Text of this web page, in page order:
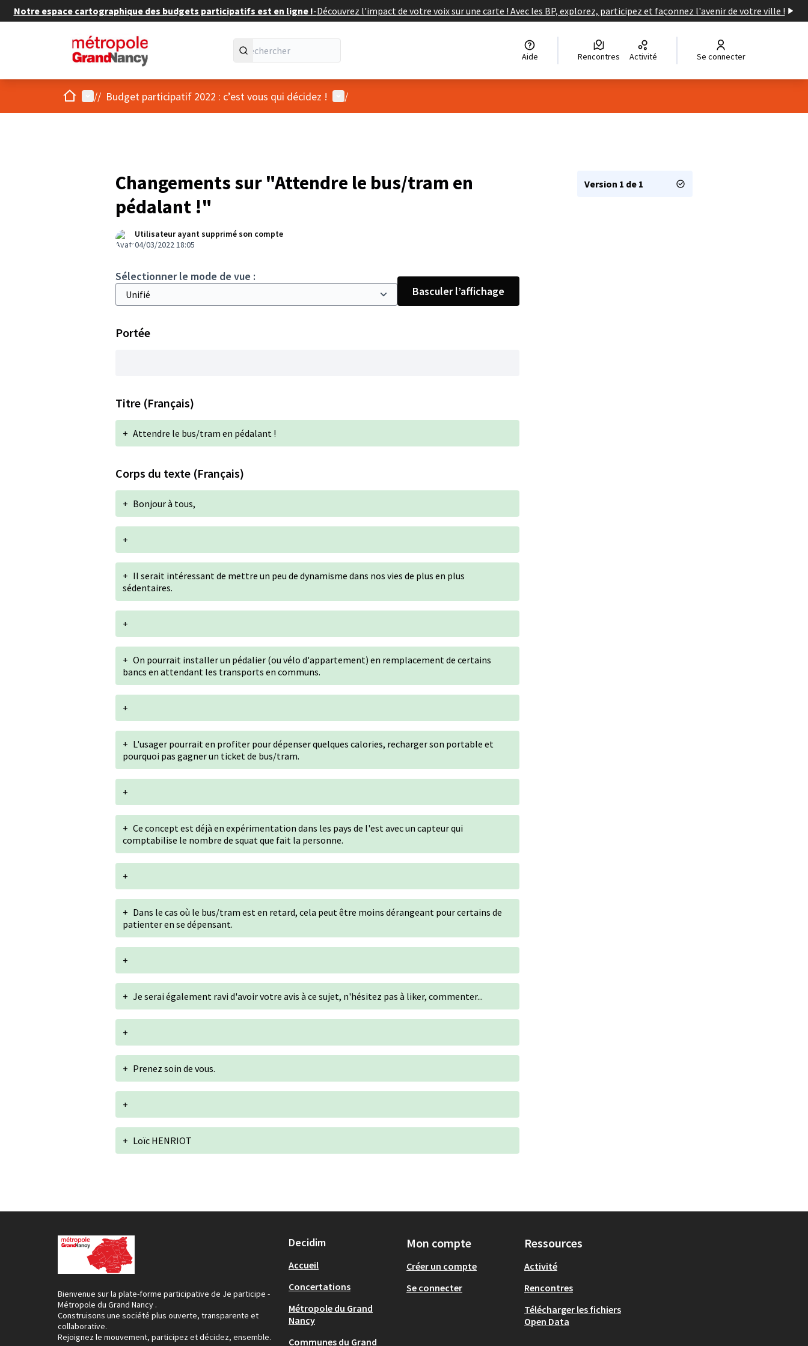
Notre espace cartographique des budgets participatifs est en ligne !-Découvrez l'impact de votre voix sur une carte ! Avec les BP, explorez, participez et façonnez l'avenir de votre ville !
Aide Rencontres Activité Se connecter
AccueilMenu principal
// Budget participatif 2022 : c’est vous qui décidez ! Menu utilisateur
/
Changements sur "Attendre le bus/tram en
pédalant !"
Utilisateur ayant supprimé son compte
04/03/2022 18:05
Sélectionner le mode de vue :
Basculer l’affichage
Portée
Titre (Français)
+ Attendre le bus/tram en pédalant !
Corps du texte (Français)
+ Bonjour à tous,
+
+ Il serait intéressant de mettre un peu de dynamisme dans nos vies de plus en plus
sédentaires.
+
+ On pourrait installer un pédalier (ou vélo d'appartement) en remplacement de certains
bancs en attendant les transports en communs.
+
+ L'usager pourrait en profiter pour dépenser quelques calories, recharger son portable et
pourquoi pas gagner un ticket de bus/tram.
+
+ Ce concept est déjà en expérimentation dans les pays de l'est avec un capteur qui
comptabilise le nombre de squat que fait la personne.
+
+ Dans le cas où le bus/tram est en retard, cela peut être moins dérangeant pour certains de
patienter en se dépensant.
+
+ Je serai également ravi d'avoir votre avis à ce sujet, n'hésitez pas à liker, commenter...
+
+ Prenez soin de vous.
+
+ Loïc HENRIOT
Version 1 de 1
Bienvenue sur la plate-forme participative de Je participe -
Métropole du Grand Nancy .
Construisons une société plus ouverte, transparente et
collaborative.
Rejoignez le mouvement, participez et décidez, ensemble.
Decidim
Accueil
Concertations
Métropole du Grand
Nancy
Communes du Grand
Mon compte
Créer un compte
Se connecter
Ressources
Activité
Rencontres
Télécharger les fichiers
Open Data